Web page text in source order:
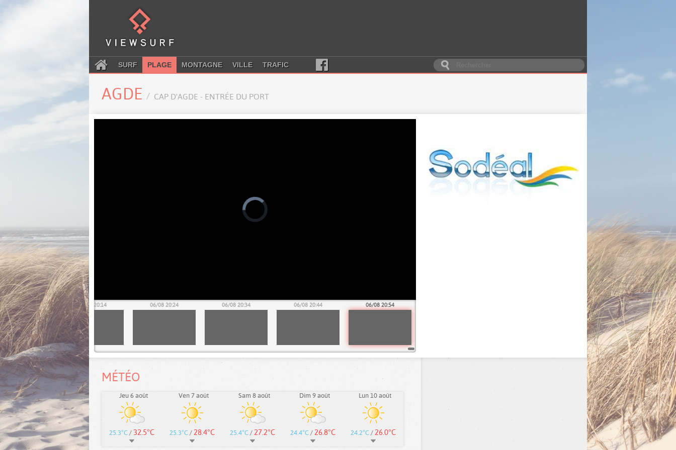
SURF PLAGE MONTAGNE VILLE TRAFIC
AGDE CAP D'AGDE - ENTRÉE DU PORT
06/08 20:04 06/08 20:14 06/08 20:24 06/08 20:34 06/08 20:44 06/08 20:54
MÉTÉO
Jeu 6 août
25.3°C / 32.5°C
Ven 7 août
25.3°C / 28.4°C
Sam 8 août
25.4°C / 27.2°C
Dim 9 août
24.4°C / 26.8°C
Lun 10 août
24.2°C / 26.0°C